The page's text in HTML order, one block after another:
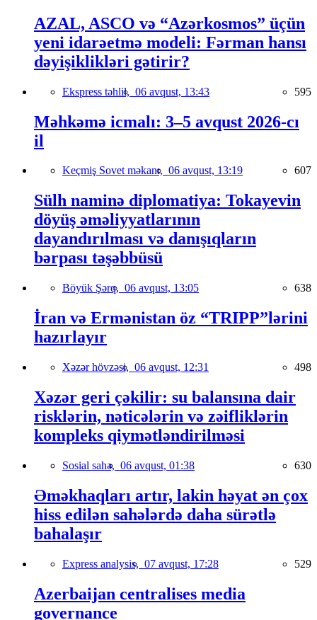
AZAL, ASCO və “Azərkosmos” üçün
yeni idarəetmə modeli: Fərman hansı
dəyişiklikləri gətirir?
Ekspress təhlil, 06 avqust, 13:43 595
Məhkəmə icmalı: 3–5 avqust 2026-cı
il
Keçmiş Sovet məkanı, 06 avqust, 13:19 607
Sülh naminə diplomatiya: Tokayevin
döyüş əməliyyatlarının
dayandırılması və danışıqların
bərpası təşəbbüsü
Böyük Şərq, 06 avqust, 13:05 638
İran və Ermənistan öz “TRIPP”lərini
hazırlayır
Xəzər hövzəsi, 06 avqust, 12:31 498
Xəzər geri çəkilir: su balansına dair
risklərin, nəticələrin və zəifliklərin
kompleks qiymətləndirilməsi
Sosial sahə, 06 avqust, 01:38 630
Əməkhaqları artır, lakin həyat ən çox
hiss edilən sahələrdə daha sürətlə
bahalaşır
Express analysis, 07 avqust, 17:28 529
Azerbaijan centralises media
governance